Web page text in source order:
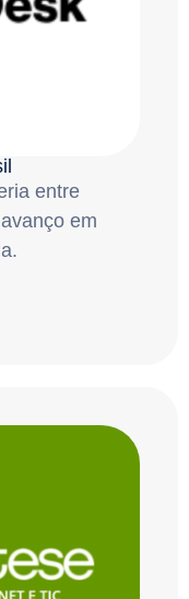
entre
em